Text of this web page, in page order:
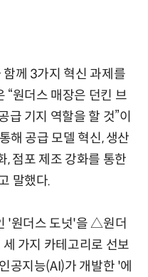
께 3가지 혁신 과제를
“원더스 매장은 던킨 브
급 기지 역할을 할 것”이
해 공급 모델 혁신, 생산
, 점포 제조 강화를 통한
말했다.
'원더스 도넛'을 △원더
가지 카테고리로 선보
공지능(AI)가 개발한 '에